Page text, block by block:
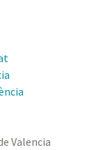
Valencia